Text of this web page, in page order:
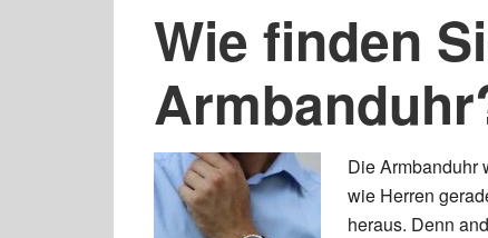
Wie finden
Die Armbanduhr
wie Herren
heraus. Denn